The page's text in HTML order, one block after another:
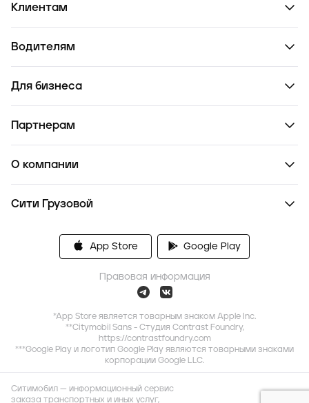
Клиентам
Водителям
Для бизнеса
Партнерам
О компании
Сити Грузовой
App Store Google Play
Правовая информация
*App Store является товарным знаком Apple Inc.
**Citymobil Sans - Студия Contrast Foundry,
https://contrastfoundry.com
***Google Play и логотип Google Play являются товарными знаками
корпорации Google LLC.
Ситимобил — информационный сервис
заказа транспортных и иных услуг,